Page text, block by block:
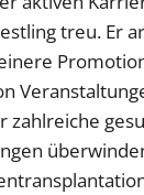
treu. Er
zahlreiche